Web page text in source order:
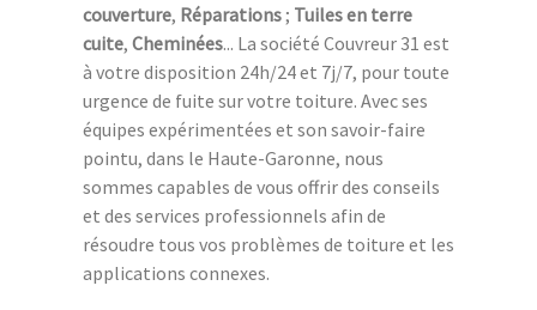
couverture, Réparations ; Tuiles en terre
cuite, Cheminées... La société Couvreur 31 est
à votre disposition 24h/24 et 7j/7, pour toute
urgence de fuite sur votre toiture. Avec ses
équipes expérimentées et son savoir-faire
pointu, dans le Haute-Garonne, nous
sommes capables de vous offrir des conseils
et des services professionnels afin de
résoudre tous vos problèmes de toiture et les
applications connexes.